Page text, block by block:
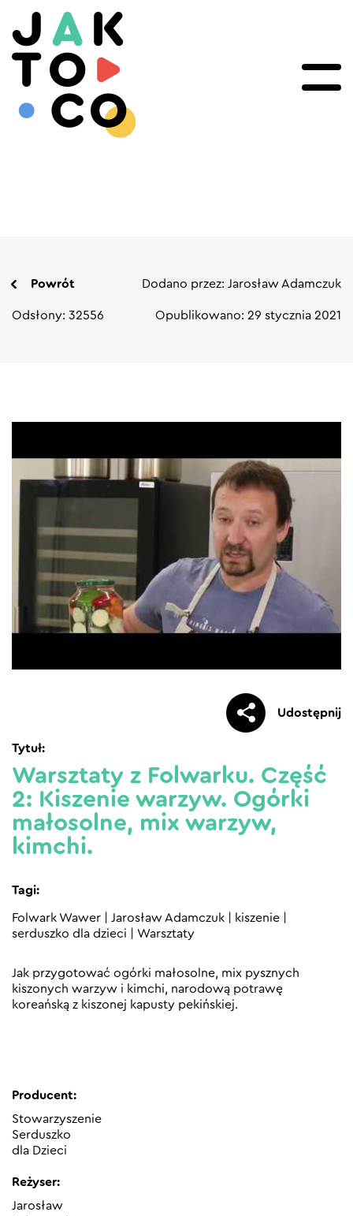
Powrót Dodano przez: Jarosław Adamczuk
Odsłony: 32556 Opublikowano: 29 stycznia 2021
Udostępnij
Warsztaty z Folwarku. Część
2: Kiszenie warzyw. Ogórki
małosolne, mix warzyw,
kimchi.
Tytuł:
Tagi:
Folwark Wawer Jarosław Adamczuk kiszenie
serduszko dla dzieci
Warsztaty
Jak przygotować ogórki małosolne, mix pysznych
kiszonych warzyw i kimchi, narodową potrawę
koreańską z kiszonej kapusty pekińskiej.
Producent:
Stowarzyszenie
Serduszko
dla Dzieci
Reżyser:
Jarosław